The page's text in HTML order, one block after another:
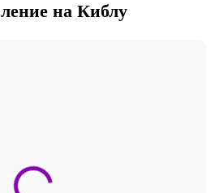
на Киблу